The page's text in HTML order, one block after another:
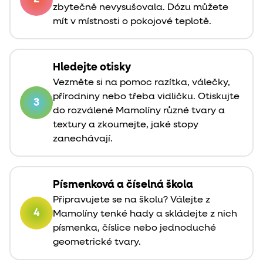
zbytečně nevysušovala. Dózu můžete
mít v místnosti o pokojové teplotě.
3
Hledejte otisky
Vezměte si na pomoc razítka, válečky,
přírodniny nebo třeba vidličku. Otiskujte
do rozválené Mamolíny různé tvary a
textury a zkoumejte, jaké stopy
zanechávají.
4
Písmenková a číselná škola
Připravujete se na školu? Válejte z
Mamolíny tenké hady a skládejte z nich
písmenka, číslice nebo jednoduché
geometrické tvary.